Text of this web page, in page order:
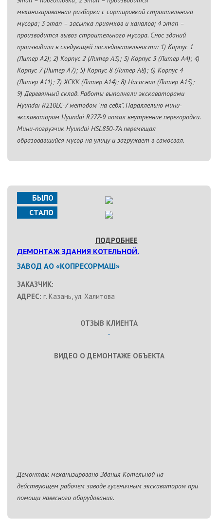
механизированная разборка с сортировкой строительного
мусора; 3 этап – засыпка приямков и каналов; 4 этап –
производится вывоз строительного мусора. Снос зданий
производили в следующей последовательности: 1) Корпус 1
(Литер А2); 2) Корпус 2 (Литер А3); 3) Корпус 3 (Литер А4); 4)
Корпус 7 (Литер А7); 5) Корпус 8 (Литер А8); 6) Корпус 4
(Литер А11); 7) ХСКК (Литер А14); 8) Насосная (Литер А15);
9) Деревянный склад. Работы выполняли экскаваторами
Hyundai R210LC-7 методом "на себя". Параллельно мини-
экскаватором Hyundai R27Z-9 ломал внутренние перегородки.
Мини-погрузчик Hyundai HSL850-7A перемещал
образовавшийся мусор на улицу и загружает в самосвал.
БЫЛО
СТАЛО
ПОДРОБНЕЕ
ДЕМОНТАЖ ЗДАНИЯ КОТЕЛЬНОЙ.
ЗАВОД АО «КОПРЕСОРМАШ»
ЗАКАЗЧИК:
АДРЕС: г. Казань, ул. Халитова
ОТЗЫВ КЛИЕНТА
ВИДЕО О ДЕМОНТАЖЕ ОБЪЕКТА
Демонтаж механизировано Здания Котельной на
действующем рабочем заводе гусеничным экскаватором при
помощи навесного оборудования.